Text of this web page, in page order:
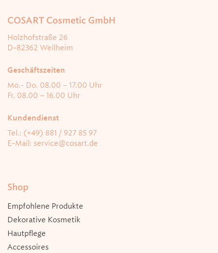
COSART Cosmetic GmbH
Holzhofstraße 26
D-82362 Weilheim
Geschäftszeiten
Mo.- Do. 08.00 – 17.00 Uhr
Fr. 08.00 – 16.00 Uhr
Kundendienst
Tel.: (+49) 881 / 927 85 97
E-Mail: service@cosart.de
Shop
Empfohlene Produkte
Dekorative Kosmetik
Hautpflege
Accessoires